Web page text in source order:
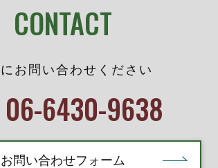
CONTACT
お問い合わせください
06-6430-9638
お問い合わせフォーム